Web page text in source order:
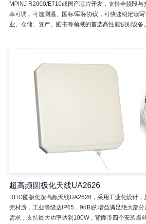
MPINJ R2000/E710或国产芯片开发，支持全频段与
率可调，可选测温、国标/军标协议，可快速稳定读
业、仓储、资产、图书等领域的首选高性能识别设备。
超高频圆极化天线UA2626
RFID圆极化超高频天线UA2626，采用工业化设计
壳材质，工业等级达IP65，9dBi的增益满足绝大部
需求，支持最大功率达到100W，背面带四个安装螺